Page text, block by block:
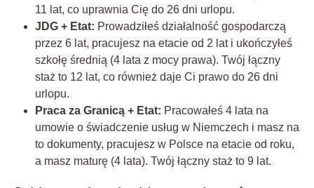
11 lat, co uprawnia Cię do 26 dni urlopu.
JDG + Etat: Prowadziłeś działalność gospodarczą
przez 6 lat, pracujesz na etacie od 2 lat i ukończyłeś
szkołę średnią (4 lata z mocy prawa). Twój łączny
staż to 12 lat, co również daje Ci prawo do 26 dni
urlopu.
Praca za Granicą + Etat: Pracowałeś 4 lata na
umowie o świadczenie usług w Niemczech i masz na
to dokumenty, pracujesz w Polsce na etacie od roku,
a masz maturę (4 lata). Twój łączny staż to 9 lat.